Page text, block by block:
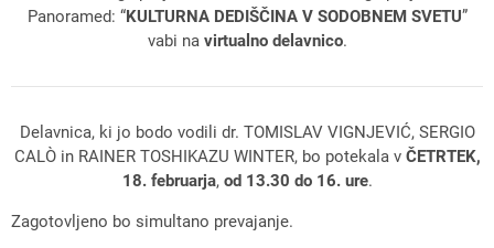
Panoramed: “KULTURNA DEDIŠČINA V SODOBNEM SVETU”
vabi na virtualno delavnico.
Delavnica, ki jo bodo vodili dr. TOMISLAV VIGNJEVIĆ, SERGIO
CALÒ in RAINER TOSHIKAZU WINTER, bo potekala v ČETRTEK,
18. februarja, od 13.30 do 16. ure.
Zagotovljeno bo simultano prevajanje.